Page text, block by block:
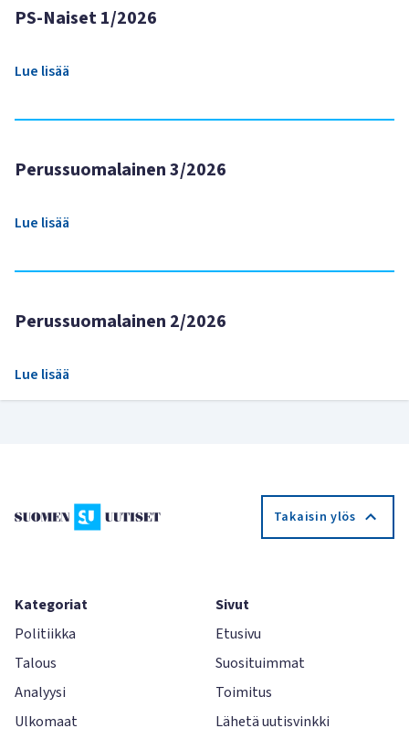
PS-Naiset 1/2026
Lue lisää
Perussuomalainen 3/2026
Lue lisää
Perussuomalainen 2/2026
Lue lisää
Takaisin ylös
Kategoriat
Politiikka
Talous
Analyysi
Ulkomaat
Sivut
Etusivu
Suosituimmat
Toimitus
Lähetä uutisvinkki